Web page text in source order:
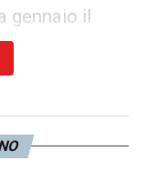
gennaio il
carriera. A